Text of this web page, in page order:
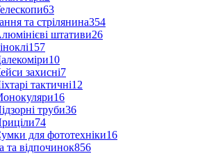
63
та стрілянина354
штативи26
157
10
захисні7
тактичні12
16
труби36
74
для фототехніки16
та відпочинок856